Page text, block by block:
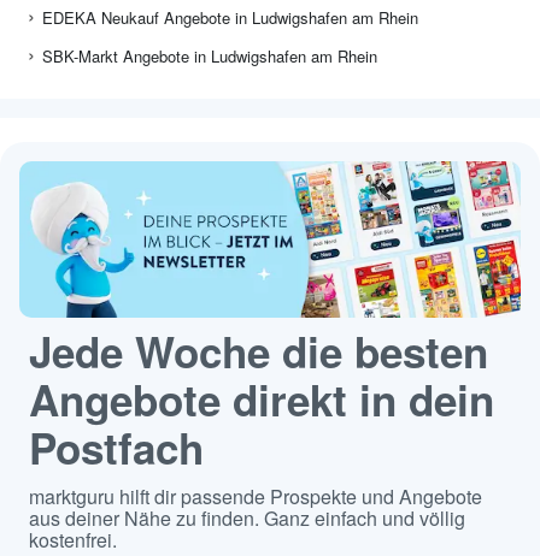
EDEKA Neukauf Angebote in Ludwigshafen am Rhein
SBK-Markt Angebote in Ludwigshafen am Rhein
Jede Woche die besten
Angebote direkt in dein
Postfach
marktguru hilft dir passende Prospekte und Angebote
aus deiner Nähe zu finden. Ganz einfach und völlig
kostenfrei.